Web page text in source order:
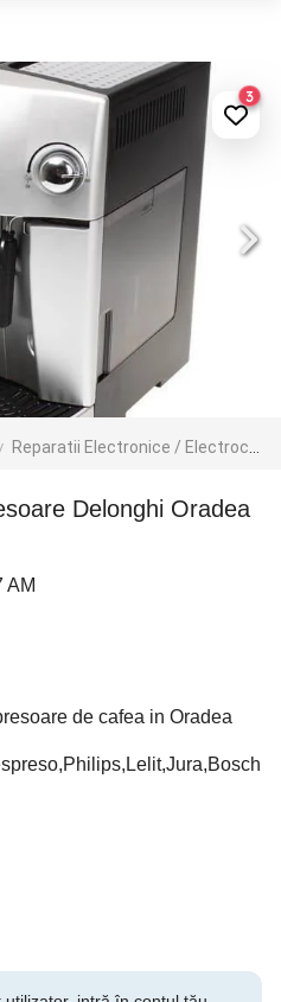
Reparatii Electronice / Electrocasnice / PC
3
Delonghi Oradea
AM
de cafea in Oradea